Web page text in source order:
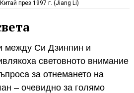
през 1997 г. (Jiang Li)
между Си Дзинпин и
световното внимание
за отнемането на
– очевидно за голямо